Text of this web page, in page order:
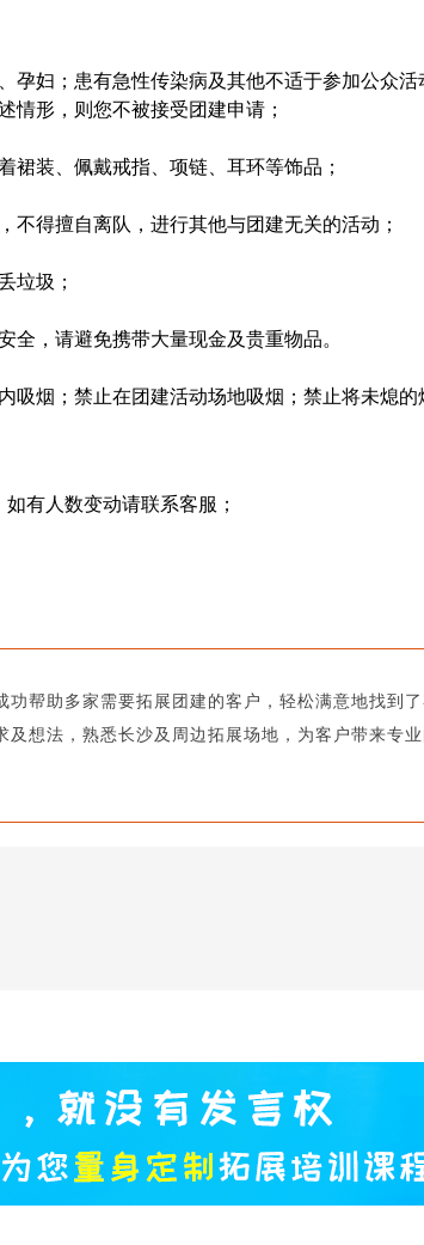
孕妇；患有急性传染病及其他不适于参加公众
情形，则您不被接受团建申请；
裙装、佩戴戒指、项链、耳环等饰品；
不得擅自离队，进行其他与团建无关的活动；
垃圾；
，请避免携带大量现金及贵重物品。
烟；禁止在团建活动场地吸烟；禁止将未熄的
如有人数变动请联系客服；
功帮助多家需要拓展团建的客户，轻松满意地找到
及想法，熟悉长沙及周边拓展场地，为客户带来专